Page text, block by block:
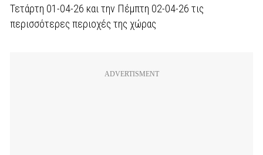
Τετάρτη 01-04-26 και την Πέμπτη 02-04-26 τις
περισσότερες περιοχές της χώρας